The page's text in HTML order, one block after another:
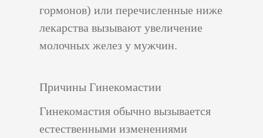
гормонов) или перечисленные ниже
лекарства вызывают увеличение
молочных желез у мужчин.
Причины Гинекомастии
Гинекомастия обычно вызывается
естественными изменениями